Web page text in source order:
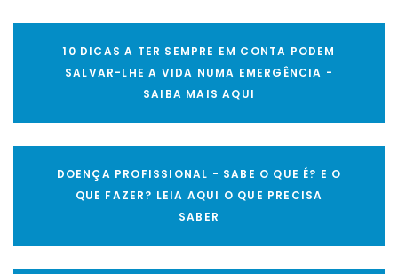
10 DICAS A TER SEMPRE EM CONTA PODEM
SALVAR-LHE A VIDA NUMA EMERGÊNCIA -
SAIBA MAIS AQUI
DOENÇA PROFISSIONAL - SABE O QUE É? E O
QUE FAZER? LEIA AQUI O QUE PRECISA
SABER